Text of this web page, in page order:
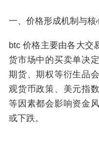
一、价格形成机制与核
btc 价格主要由各大交
货市场中的买卖单决
期货、期权等衍生品
观货币政策、美元指
等因素都会影响资金
或下跌。